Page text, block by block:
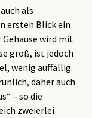
als
ersten Blick ein
wird mit
groß, ist jedoch
wenig auffällig.
daher auch
– so die
zweierlei